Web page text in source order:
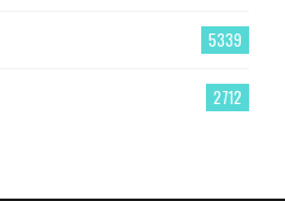
5339
2712